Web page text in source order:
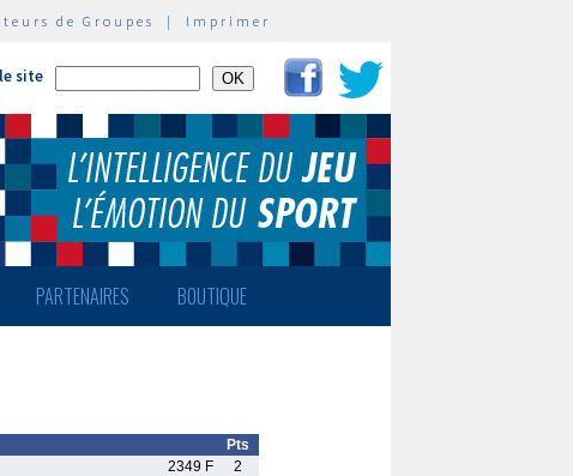
de Groupes | Imprimer
site
PARTENAIRES BOUTIQUE
Pts
2349 F
2